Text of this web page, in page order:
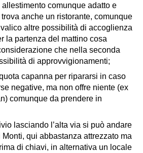
allestimento comunque adatto e
anche un ristorante, comunque
altre possibilità di accoglienza
la partenza del mattino cosa
che nella seconda
di approvvigionamenti;
capanna per ripararsi in caso
negative, ma non offre niente (ex
comunque da prendere in
lasciando l’alta via si può andare
qui abbastanza attrezzato ma
di chiavi, in alternativa un locale